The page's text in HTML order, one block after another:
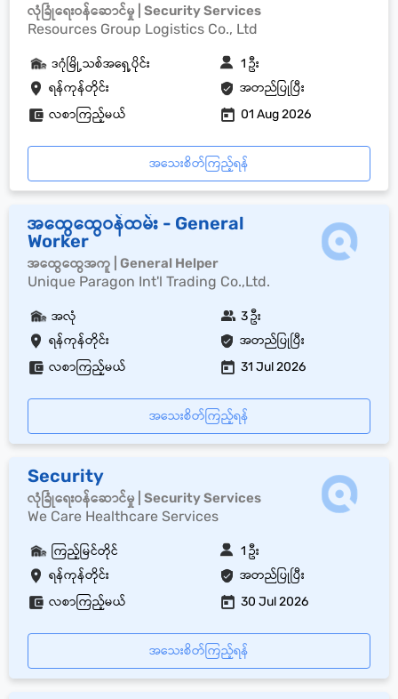
လုံခြုံရေးဝန်ဆောင်မှု | Security Services
Resources Group Logistics Co., Ltd
ရန်ကုန်တိုင်း အတည်ပြုပြီး
ဒဂုံမြို့သစ်အရှေ့ပိုင်း 1 ဦး
လစာကြည့်မယ် 01 Aug 2026
အသေးစိတ်ကြည့်ရန်
အထွေထွေဝန်ထမ်း - General
Worker
အထွေထွေအကူ | General Helper
Unique Paragon Int'l Trading Co.,Ltd.
ရန်ကုန်တိုင်း အတည်ပြုပြီး
အလုံ 3 ဦး
လစာကြည့်မယ် 31 Jul 2026
အသေးစိတ်ကြည့်ရန်
Security
လုံခြုံရေးဝန်ဆောင်မှု | Security Services
We Care Healthcare Services
ရန်ကုန်တိုင်း အတည်ပြုပြီး
ကြည့်မြင်တိုင် 1 ဦး
လစာကြည့်မယ် 30 Jul 2026
အသေးစိတ်ကြည့်ရန်